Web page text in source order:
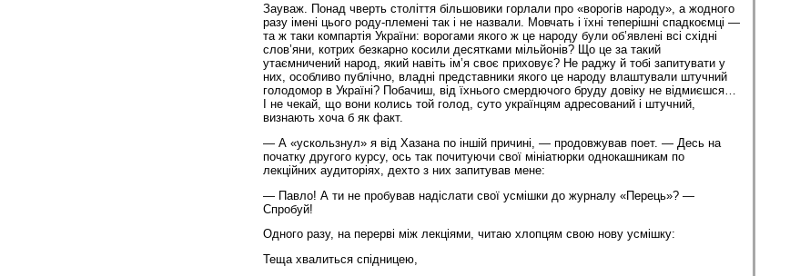
Зауваж. Понад чверть століття більшовики горлали про «ворогів народу», а жодного
разу імені цього роду-племені так і не назвали. Мовчать і їхні теперішні спадкоємці —
та ж таки компартія України: ворогами якого ж це народу були об’явлені всі східні
слов’яни, котрих безкарно косили десятками мільйонів? Що це за такий
утаємничений народ, який навіть ім’я своє приховує? Не раджу й тобі запитувати у
них, особливо публічно, владні представники якого це народу влаштували штучний
голодомор в Україні? Побачиш, від їхнього смердючого бруду довіку не відмиєшся…
І не чекай, що вони колись той голод, суто українцям адресований і штучний,
визнають хоча б як факт.
— А «ускользнул» я від Хазана по іншій причині, — продовжував поет. — Десь на
початку другого курсу, ось так почитуючи свої мініатюрки однокашникам по
лекційних аудиторіях, дехто з них запитував мене:
— Павло! А ти не пробував надіслати свої усмішки до журналу «Перець»? —
Спробуй!
Одного разу, на перерві між лекціями, читаю хлопцям свою нову усмішку:
Теща хвалиться спідницею,